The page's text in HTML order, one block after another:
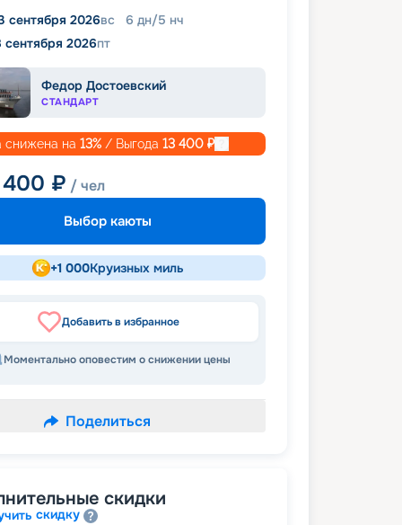
сентября 2026вс 6 дн/5 нч
сентября 2026пт
Федор Достоевский
СТАНДАРТ
снижена на 13% / Выгода 13 400 ₽
₽ / чел
Выбор каюты
+1 000Круизных миль
Добавить в избранное
Моментально оповестим о снижении цены
Поделиться
скидки
скидку